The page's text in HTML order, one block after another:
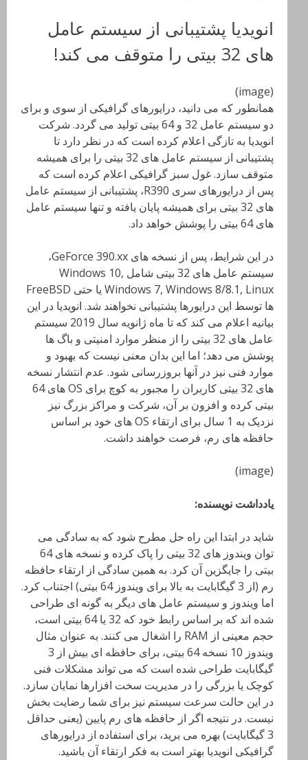
انویدیا پشتیبانی از سیستم عامل
های 32 بیتی را متوقف می کند!
(image)
همانطور که می دانید، درایورهای گرافیکی از سوی و برای
دو سیستم عامل 32 و 64 بیتی تولید می گردد. شرکت
انویدیا به تازگی اعلام کرده است که در نظر دارد تا
پشتیبانی از سیستم عامل های 32 بیتی را برای همیشه
متوقف سازد. غول سبز گرافیکی اعلام کرده است که
پس از درایورهای سری R390، پشتیبانی از سیستم عامل
های 32 بیتی برای همیشه پایان یافته و تنها سیستم عامل
های 64 بیتی را پوشش خواهد داد.
در این شرایط، پس از نسخه های GeForce 390.xx،
سیستم عامل های 32 بیتی شامل Windows 10,
Windows 7, Windows 8/8.1, Linux یا حتی FreeBSD
ها توسط این درایورها پشتیبانی نخواهند شد. انویدیا در این
بیانیه اعلام می کند که تا ماه ژانویه سال 2019 سیستم
عامل های 32 بیتی را از منظر موارد امنیتی و باگ ها
پوشش می دهد؛ اما این بدان معنی نیست که بهبود و
موارد فنی نیز در آنها بروزرسانی شود. عدم انتشار نسخه
های 32 بیتی کاربران را مجبور به کوچ برای OS های 64
بیتی کرده و افزون بر آن، شرکت و مراکز بزرگ نیز
نزدیک به 1 سال برای ارتقاء OS های خود بر اساس
حافظه های رم، فرصت خواهند داشت.
(image)
یادداشت نویسنده:
شاید در ابتدا این راه حل مطرح شود که به سادگی می
توان ویندوز های 32 بیتی را پاک کرده و نسخه های 64
بیتی را جایگزین آن کرد. به همین سادگی از ارتقاء حافظه
رم (از 3 گیگابایت به بالا برای ویندوز 64 بیتی) اجتناب کرد.
اما ویندوز و سیستم عامل های دیگر به گونه ای طراحی
شده اند که بر اساس رابط خود که 32 یا 64 بیتی است،
حجم معینی از RAM را اشغال می کنند. به عنوان مثال
ویندوز 10 نسخه 64 بیتی، برای حافظه ای بیش از 3
گیگابایت طراحی شده است که می تواند مشکلات فنی
کوچک یا بزرگی را در مدیریت سخت افزارها نمایان سازد.
در این حالت سرعت سیستم نیز برای شما رضایت بخش
نیست. در نتیجه اگر از حافظه های رم پایین (یعنی حداقل
3 گیگابایت) بهره می برید، برای استفاده از درایورهای
گرافیکی انویدیا بهتر است به فکر ارتقاء آن باشید.